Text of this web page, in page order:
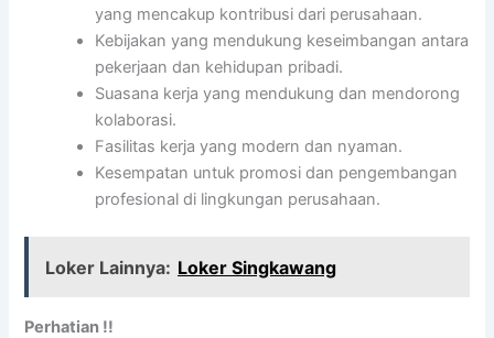
yang mencakup kontribusi dari perusahaan.
Kebijakan yang mendukung keseimbangan antara
pekerjaan dan kehidupan pribadi.
Suasana kerja yang mendukung dan mendorong
kolaborasi.
Fasilitas kerja yang modern dan nyaman.
Kesempatan untuk promosi dan pengembangan
profesional di lingkungan perusahaan.
Loker Lainnya: Loker Singkawang
Perhatian !!